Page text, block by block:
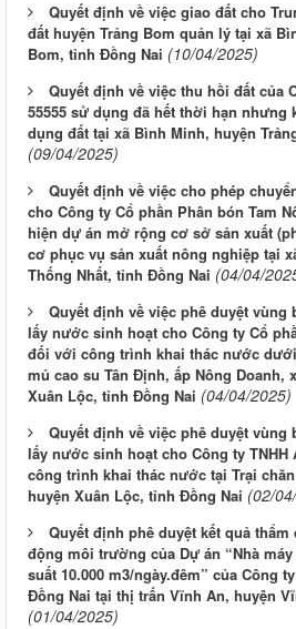
Quyết định về việc giao đất cho
đất huyện Trảng Bom quản lý tại xã
Bom, tỉnh Đồng Nai (10/04/2025)
Quyết định về việc thu hồi đất của
55555 sử dụng đã hết thời hạn
dụng đất tại xã Bình Minh, huyện
(09/04/2025)
Quyết định về việc cho phép
cho Công ty Cổ phần Phân bón Tam
hiện dự án mở rộng cơ sở sản xuất
cơ phục vụ sản xuất nông nghiệp tại
Thống Nhất, tỉnh Đồng Nai (04/04/
Quyết định về việc phê duyệt
lấy nước sinh hoạt cho Công ty Cổ
đối với công trình khai thác nước
mủ cao su Tân Định, ấp Nông Doanh,
Xuân Lộc, tỉnh Đồng Nai (04/04/2025)
Quyết định về việc phê duyệt
lấy nước sinh hoạt cho Công ty TNHH
công trình khai thác nước tại Trại
huyện Xuân Lộc, tỉnh Đồng Nai (02/
Quyết định phê duyệt kết quả
động môi trường của Dự án “Nhà
suất 10.000 m3/ngày.đêm” của Công
Đồng Nai tại thị trấn Vĩnh An, huyện
(01/04/2025)